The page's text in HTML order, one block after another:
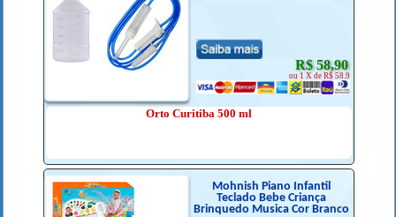
R$ 58,90
ou 1 X de R$ 58.9
Orto Curitiba 500 ml
Mohnish Piano Infantil
Teclado Bebe Criança
Brinquedo Musica Cor Branco